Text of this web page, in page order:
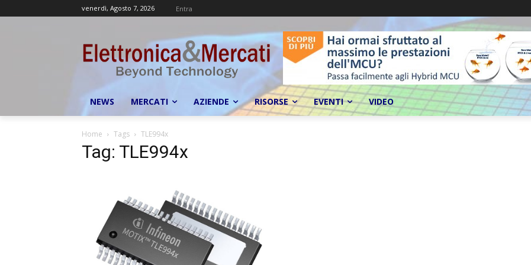
venerdì, Agosto 7, 2026 Entra
NEWS MERCATI AZIENDE RISORSE EVENTI VIDEO
Home Tags TLE994x
Tag: TLE994x